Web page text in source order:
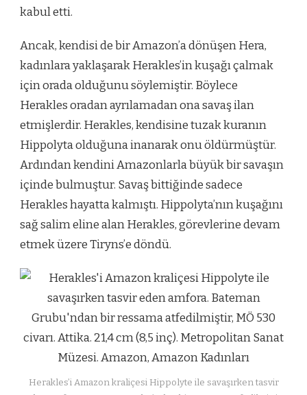
kabul etti.
Ancak, kendisi de bir Amazon’a dönüşen Hera,
kadınlara yaklaşarak Herakles’in kuşağı çalmak
için orada olduğunu söylemiştir. Böylece
Herakles oradan ayrılamadan ona savaş ilan
etmişlerdir. Herakles, kendisine tuzak kuranın
Hippolyta olduğuna inanarak onu öldürmüştür.
Ardından kendini Amazonlarla büyük bir savaşın
içinde bulmuştur. Savaş bittiğinde sadece
Herakles hayatta kalmıştı. Hippolyta’nın kuşağını
sağ salim eline alan Herakles, görevlerine devam
etmek üzere Tiryns’e döndü.
Herakles’i Amazon kraliçesi Hippolyte ile savaşırken tasvir